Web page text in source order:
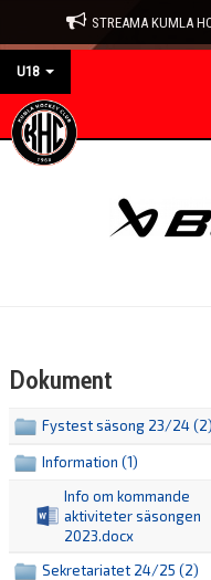
STREAMA KUMLA
U18
HEM
KONTAKT
Dokument
Fystest säsong 23/24 (2)
Information (1)
Info om kommande
aktiviteter säsongen
2023.docx
Sekretariatet 24/25 (2)